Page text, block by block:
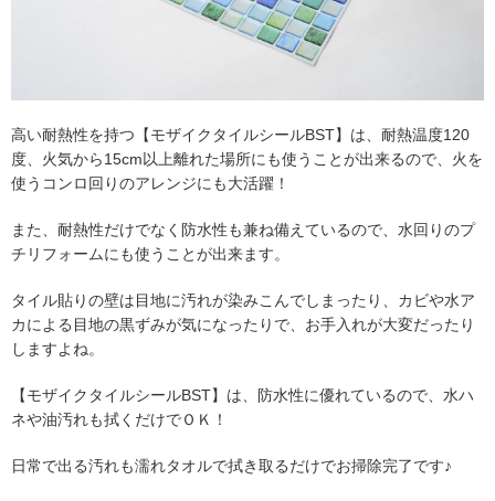
高い耐熱性を持つ【モザイクタイルシールBST】は、耐熱温度120
度、火気から15cm以上離れた場所にも使うことが出来るので、火を
使うコンロ回りのアレンジにも大活躍！
また、耐熱性だけでなく防水性も兼ね備えているので、水回りのプ
チリフォームにも使うことが出来ます。
タイル貼りの壁は目地に汚れが染みこんでしまったり、カビや水ア
カによる目地の黒ずみが気になったりで、お手入れが大変だったり
しますよね。
【モザイクタイルシールBST】は、防水性に優れているので、水ハ
ネや油汚れも拭くだけでＯＫ！
日常で出る汚れも濡れタオルで拭き取るだけでお掃除完了です♪